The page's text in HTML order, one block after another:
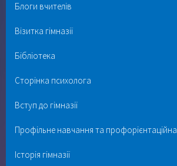
Блоги вчителів
Візитка гімназії
Бібліотека
Сторінка психолога
Вступ до гімназії
Профільне навчання та
Історія гімназії